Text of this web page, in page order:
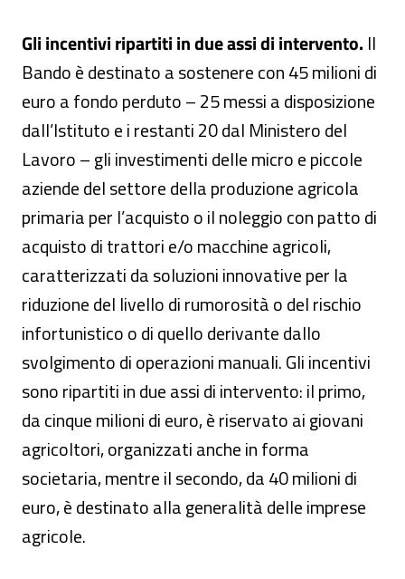
Gli incentivi ripartiti in due assi di intervento. Il
Bando è destinato a sostenere con 45 milioni di
euro a fondo perduto – 25 messi a disposizione
dall’Istituto e i restanti 20 dal Ministero del
Lavoro – gli investimenti delle micro e piccole
aziende del settore della produzione agricola
primaria per l’acquisto o il noleggio con patto di
acquisto di trattori e/o macchine agricoli,
caratterizzati da soluzioni innovative per la
riduzione del livello di rumorosità o del rischio
infortunistico o di quello derivante dallo
svolgimento di operazioni manuali. Gli incentivi
sono ripartiti in due assi di intervento: il primo,
da cinque milioni di euro, è riservato ai giovani
agricoltori, organizzati anche in forma
societaria, mentre il secondo, da 40 milioni di
euro, è destinato alla generalità delle imprese
agricole.